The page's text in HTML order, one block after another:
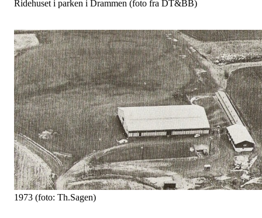
Ridehuset i parken i Drammen (foto fra DT&BB)
1973 (foto: Th.Sagen)